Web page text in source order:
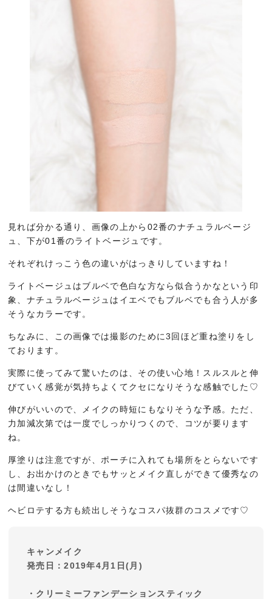
見れば分かる通り、画像の上から02番のナチュラルベージ
ュ、下が01番のライトベージュです。
それぞれけっこう色の違いがはっきりしていますね！
ライトベージュはブルベで色白な方なら似合うかなという印
象、ナチュラルベージュはイエベでもブルベでも合う人が多
そうなカラーです。
ちなみに、この画像では撮影のために3回ほど重ね塗りをし
ております。
実際に使ってみて驚いたのは、その使い心地！スルスルと伸
びていく感覚が気持ちよくてクセになりそうな感触でした♡
伸びがいいので、メイクの時短にもなりそうな予感。ただ、
力加減次第では一度でしっかりつくので、コツが要ります
ね。
厚塗りは注意ですが、ポーチに入れても場所をとらないです
し、お出かけのときでもサッとメイク直しができて優秀なの
は間違いなし！
ヘビロテする方も続出しそうなコスパ抜群のコスメです♡
キャンメイク
発売日：2019年4月1日(月)
・クリーミーファンデーションスティック